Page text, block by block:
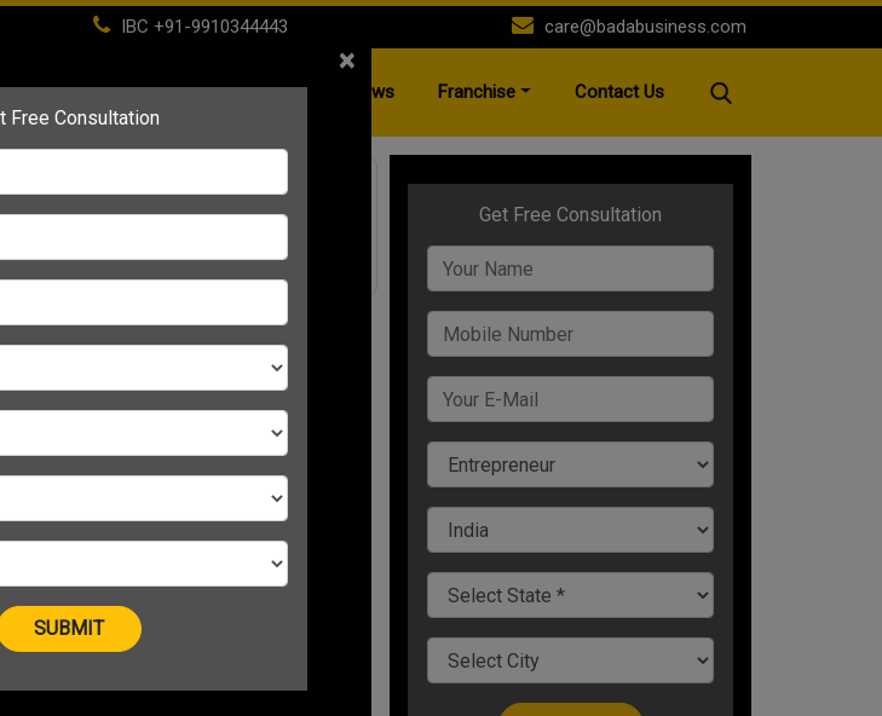
IBC +91-9910344443 care@badabusiness.com
Home(current)About IBC PSC News Franchise Contact Us
×